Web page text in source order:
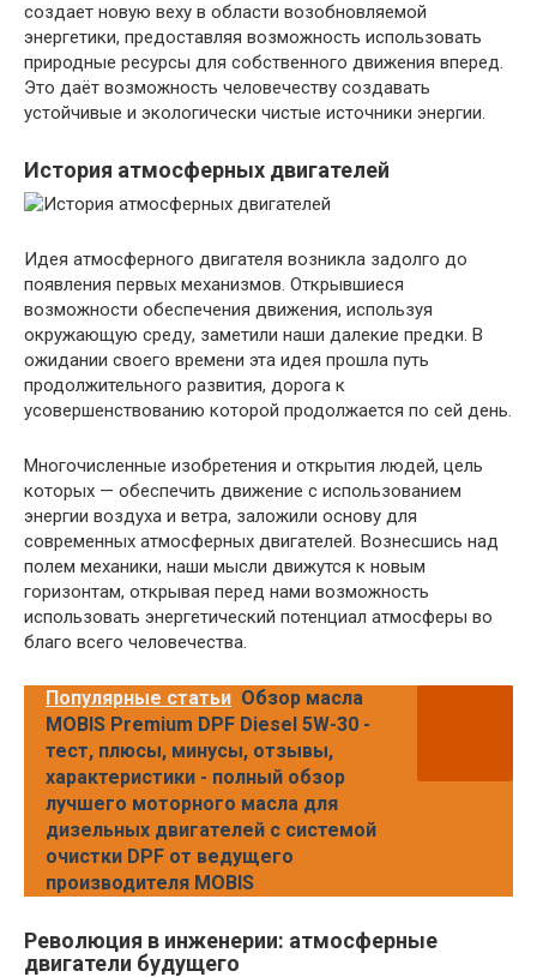
создает новую веху в области возобновляемой
энергетики, предоставляя возможность использовать
природные ресурсы для собственного движения вперед.
Это даёт возможность человечеству создавать
устойчивые и экологически чистые источники энергии.
История атмосферных двигателей
Идея атмосферного двигателя возникла задолго до
появления первых механизмов. Открывшиеся
возможности обеспечения движения, используя
окружающую среду, заметили наши далекие предки. В
ожидании своего времени эта идея прошла путь
продолжительного развития, дорога к
усовершенствованию которой продолжается по сей день.
Многочисленные изобретения и открытия людей, цель
которых — обеспечить движение с использованием
энергии воздуха и ветра, заложили основу для
современных атмосферных двигателей. Вознесшись над
полем механики, наши мысли движутся к новым
горизонтам, открывая перед нами возможность
использовать энергетический потенциал атмосферы во
благо всего человечества.
Популярные статьи Обзор масла
MOBIS Premium DPF Diesel 5W-30 -
тест, плюсы, минусы, отзывы,
характеристики - полный обзор
лучшего моторного масла для
дизельных двигателей с системой
очистки DPF от ведущего
производителя MOBIS
Революция в инженерии: атмосферные
двигатели будущего